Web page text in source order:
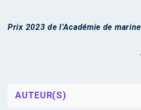
Prix 2023 de l’Académie de marine
AUTEUR(S)